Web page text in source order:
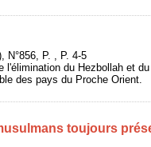
N°856, P. , P. 4-5
l'élimination du Hezbollah et
des pays du Proche Orient.
toujours